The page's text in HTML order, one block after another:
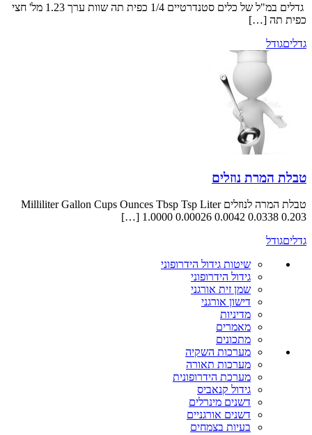
גדלים במ"ל של כלים סטנדרטיים 1/4 כפית תה שוות ערך 1.23 מל' חצי
נוזלים
טבלת המרה לנוזלים Milliliter Gallon Cups Ounces Tbsp Tsp Liter
1.0000 0.00026 0.0042
שיטות גידול הידרופוני
גידול הידרופוני
שמן זית אורגני
דישון אורגני
מערכות השקיה
מערכות תאורה
מערכת הידרופונית
גידול קנאביס
דשנים מינרלים
דשנים אורגניים
בעיות בצמחים